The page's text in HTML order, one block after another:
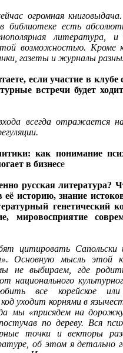
огромная
библиотеке есть
литература, и
возможностью. Кроме
газеты и журналы
если участие в
встречи будет
всегда отражается
как понимание
в бизнесе
русская литература?
её историю, знание
генетический
мировосприятие
цитировать Сапольски
Основную мысль этой
не выбираем, где
национального
все корейское
уходит корнями в
мы «присядем на
по дереву. Вся
точки и векторы
об этом я детально